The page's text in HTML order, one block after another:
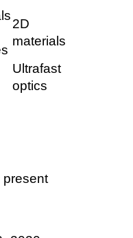
2D
materials
Ultrafast
optics
present